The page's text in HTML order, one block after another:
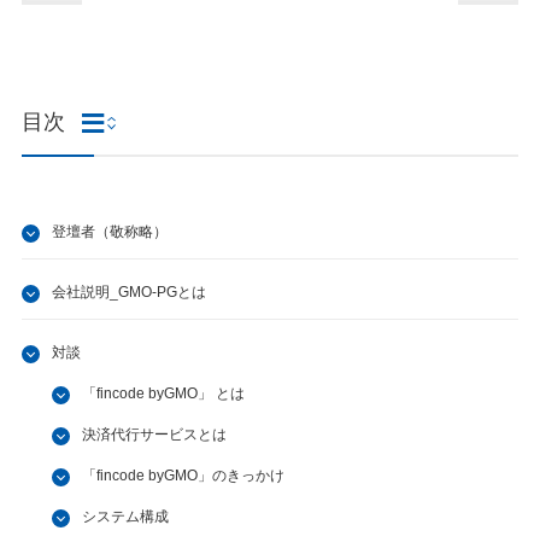
目次
登壇者（敬称略）
会社説明_GMO-PGとは
対談
「fincode byGMO」 とは
決済代行サービスとは
「fincode byGMO」のきっかけ
システム構成